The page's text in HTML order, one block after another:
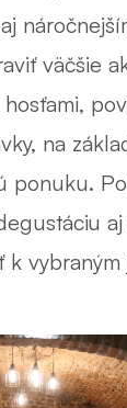
väčšie
na
ponuku.
k